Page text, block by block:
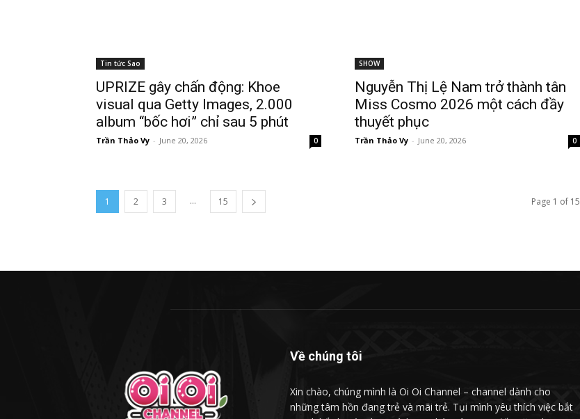
Tin tức Sao
UPRIZE gây chấn động: Khoe
visual qua Getty Images, 2.000
album “bốc hơi” chỉ sau 5 phút
Trần Thảo Vy - June 20, 2026 0
SHOW
Nguyễn Thị Lệ Nam trở thành tân
Miss Cosmo 2026 một cách đầy
thuyết phục
Trần Thảo Vy - June 20, 2026 0
1 2 3 ... 15 Page 1 of 15
Về chúng tôi
Xin chào, chúng mình là Oi Oi Channel – channel dành cho
những tâm hồn đang trẻ và mãi trẻ. Tụi mình yêu thích việc bắt